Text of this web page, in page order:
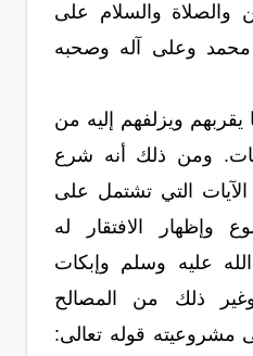
والصلاة والسلام على
محمد وعلى آله وصحبه
يقربهم ويزلفهم إليه من
ومن ذلك أنه شرع
التي تشتمل على
وإظهار الافتقار له
عليه وسلم وإبكات
ذلك من المصالح
مشروعيته قوله تعالى: